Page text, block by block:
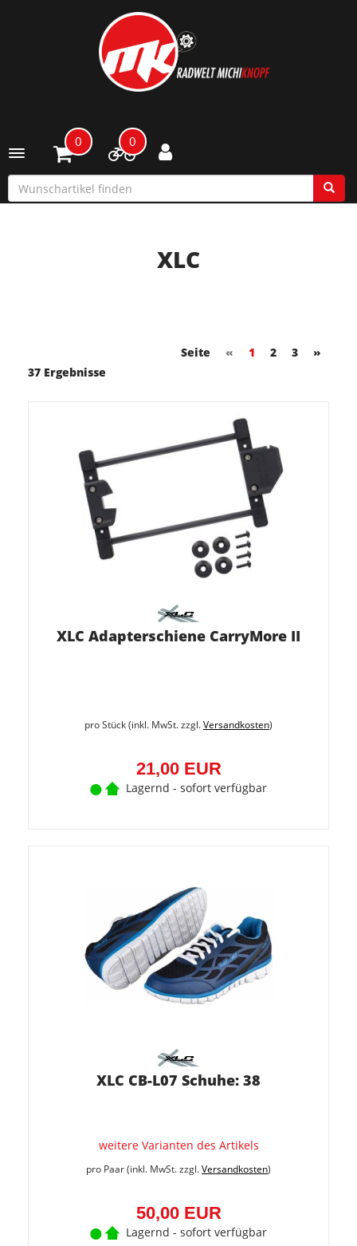
Toggle navigation
0 0
XLC
Seite « 1 2 3
»
37 Ergebnisse
XLC Adapterschiene CarryMore II
pro Stück (inkl. MwSt. zzgl.Versandkosten)
21,00 EUR
Lagernd - sofort verfügbar
XLC CB-L07 Schuhe: 38
weitere Varianten des Artikels
pro Paar (inkl. MwSt. zzgl.Versandkosten)
50,00 EUR
Lagernd - sofort verfügbar